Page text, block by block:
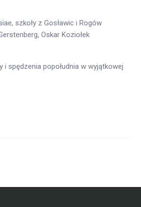
szkoły z Gosławic i Rogów
Oskar Koziołek
spędzenia popołudnia w wyjątkowej